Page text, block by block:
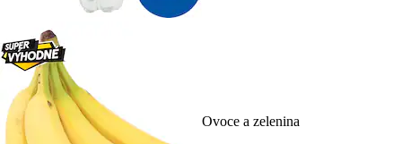
Ovoce a zelenina